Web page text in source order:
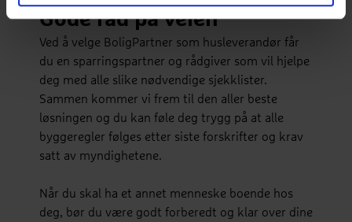
Gode råd på veien
Ved å velge BoligPartner som husleverandør får
du en sparringspartner og rådgiver som vil hjelpe
deg med alle slike nødvendige sjekklister.
Sammen kommer vi frem til den aller beste
løsningen og du kan føle deg trygg på at alle
byggeregler følges etter siste forskrifter og krav
satt av myndighetene.
Når du skal ha et annet menneske boende hos
deg, bør du være godt forberedt og klar over dine